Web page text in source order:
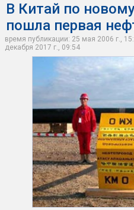
В Китай по
пошла первая
время публикации: 25 мая 2006 г.,
декабря 2017 г., 09:54